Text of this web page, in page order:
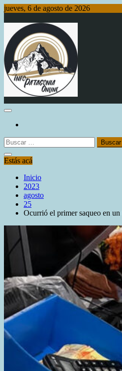
Saltar
contenido
jueves, 6 de agosto de 2026
Info Patagonia Online
Buscar:
Estás acá
Inicio
2023
agosto
25
Ocurrió el primer saqueo en